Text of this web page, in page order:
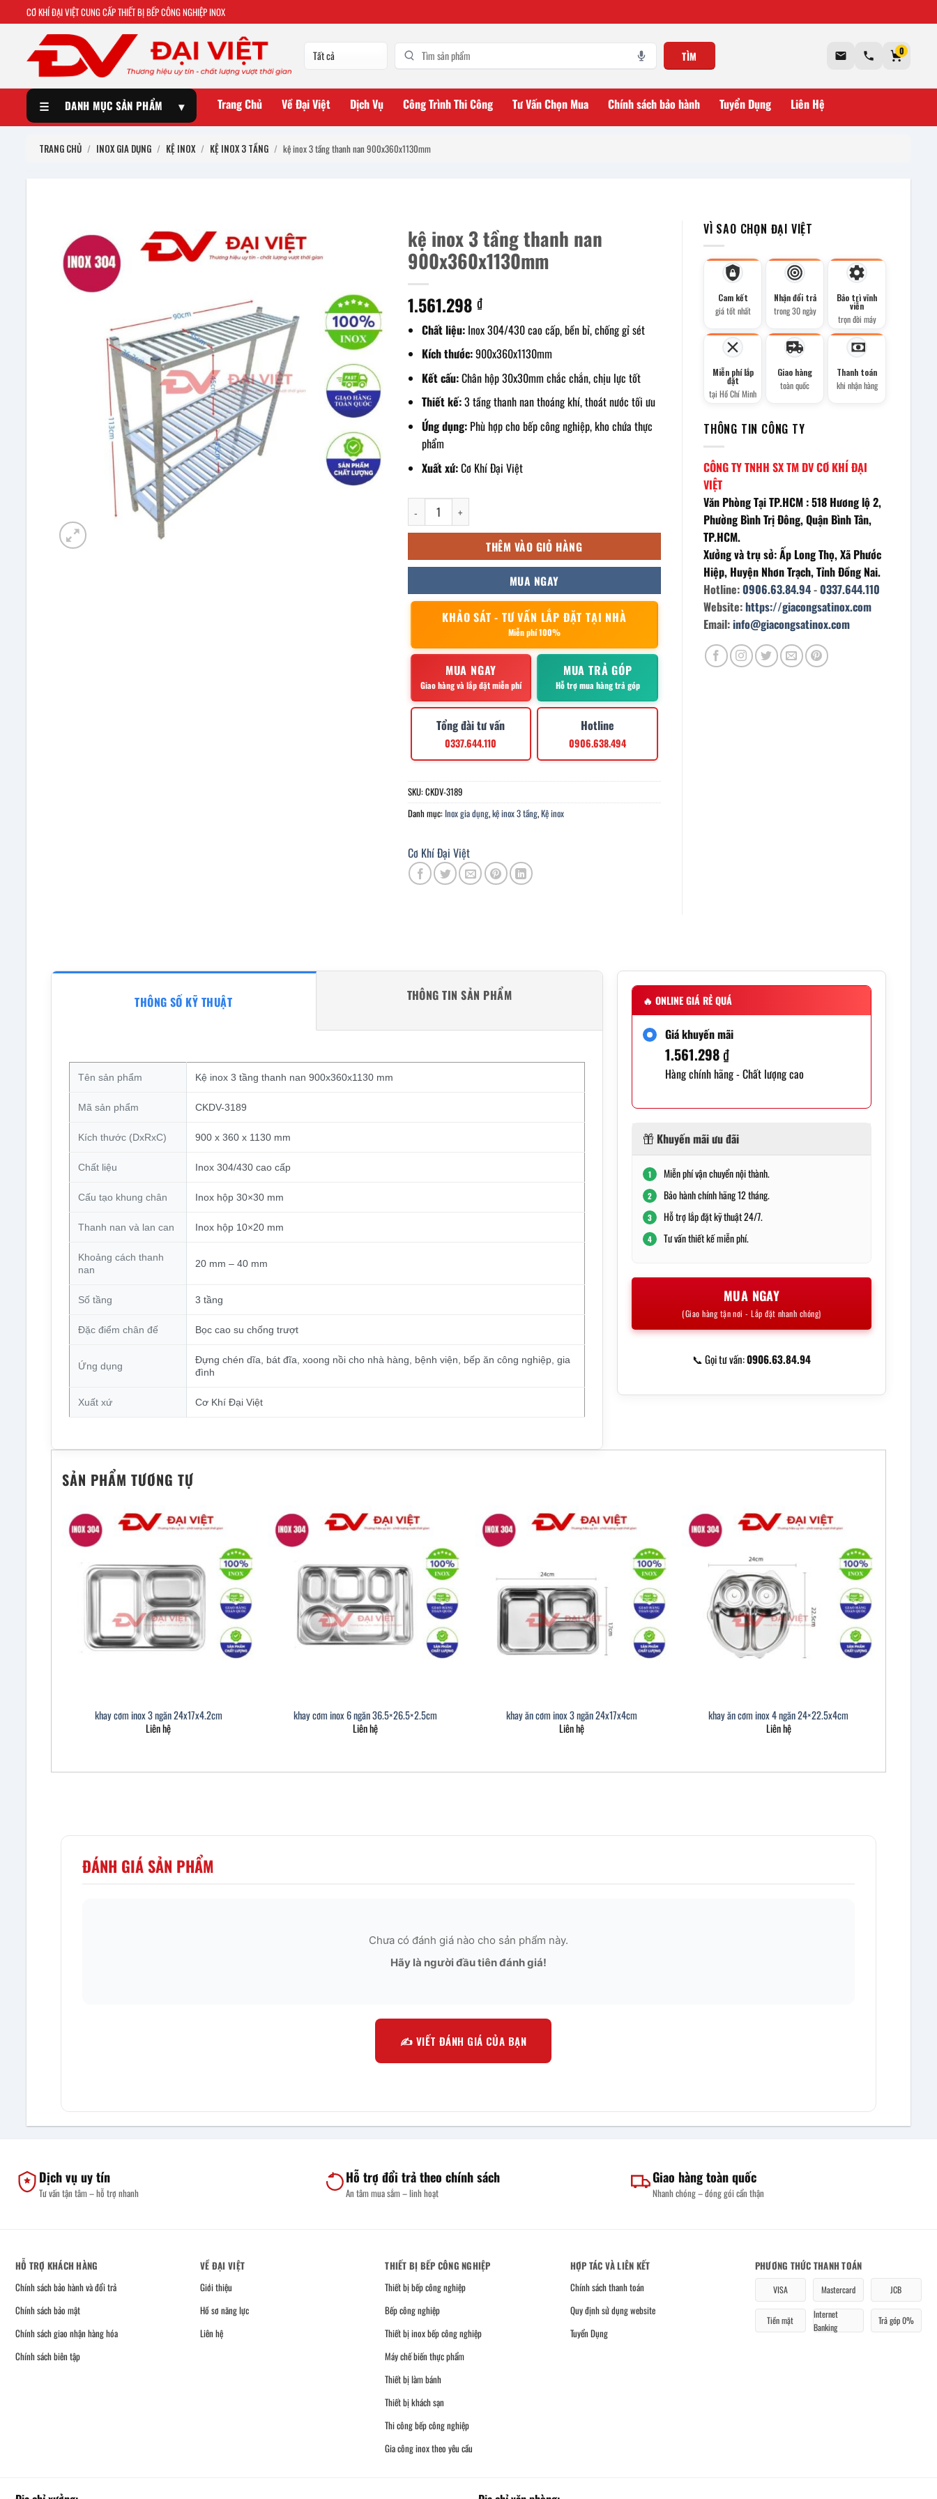
CƠ KHÍ ĐẠI VIỆT CUNG CẤP THIẾT BỊ BẾP CÔNG NGHIỆP INOX
TÌM 0
☰ DANH MỤC SẢN PHẨM ▾ Trang Chủ Về Đại Việt Dịch Vụ Công Trình Thi Công Tư Vấn Chọn Mua Chính sách bảo hành Tuyển Dụng Liên Hệ
TRANG CHỦ / INOX GIA DỤNG / KỆ INOX / KỆ INOX 3 TẦNG / kệ inox 3 tầng thanh nan 900x360x1130mm
kệ inox 3 tầng thanh nan
900x360x1130mm
1.561.298 ₫
Chất liệu: Inox 304/430 cao cấp, bền bỉ, chống gỉ sét
Kích thước:900x360x1130mm
Kết cấu:Chân hộp 30x30mm chắc chắn, chịu lực tốt
Thiết kế:3 tầng thanh nan thoáng khí, thoát nước tối ưu
Ứng dụng: Phù hợp cho bếp công nghiệp, kho chứa thực
phẩm
Xuất xứ:Cơ Khí Đại Việt
kệ inox 3 tầng thanh nan 900x360x1130mm số lượng
THÊM VÀO GIỎ HÀNG
MUA NGAY
KHẢO SÁT - TƯ VẤN LẮP ĐẶT TẠI NHÀ
Miễn phí 100%
MUA NGAY
Giao hàng và lắp đặt miễn phí
MUA TRẢ GÓP
Hỗ trợ mua hàng trả góp
Tổng đài tư vấn
0337.644.110
Hotline
0906.638.494
SKU:CKDV-3189
Danh mục: Inox gia dụng,kệ inox 3 tầng,Kệ inox
Cơ Khí Đại Việt
VÌ SAO CHỌN ĐẠI VIỆT
Cam kết
giá tốt nhất
Nhận đổi trả
trong 30 ngày
Bảo trì vĩnh
viễn
trọn đời máy
Miễn phí lắp
đặt
tại Hồ Chí Minh
Giao hàng
toàn quốc
Thanh toán
khi nhận hàng
THÔNG TIN CÔNG TY
CÔNG TY TNHH SX TM DV CƠ KHÍ ĐẠI
VIỆT
Văn Phòng Tại TP.HCM : 518 Hương lộ 2,
Phường Bình Trị Đông, Quận Bình Tân,
TP.HCM.
Xưởng và trụ sở: Ấp Long Thọ, Xã Phước
Hiệp, Huyện Nhơn Trạch, Tỉnh Đồng Nai.
Hotline:0906.63.84.94-0337.644.110
Website:https://giacongsatinox.com
Email:info@giacongsatinox.com
THÔNG SỐ KỸ THUẬT THÔNG TIN SẢN PHẨM
Tên sản phẩm Kệ inox 3 tầng thanh nan 900x360x1130 mm
Mã sản phẩm CKDV-3189
Kích thước (DxRxC) 900 x 360 x 1130 mm
Chất liệu Inox 304/430 cao cấp
Cấu tạo khung chân Inox hộp 30×30 mm
Thanh nan và lan can Inox hộp 10×20 mm
Khoảng cách thanh
nan
20 mm – 40 mm
Số tầng 3 tầng
Đặc điểm chân đế Bọc cao su chống trượt
Ứng dụng
Đựng chén dĩa, bát đĩa, xoong nồi cho nhà hàng, bệnh viện, bếp ăn công nghiệp, gia
đình
Xuất xứ Cơ Khí Đại Việt
🔥 ONLINE GIÁ RẺ QUÁ
Giá khuyến mãi
1.561.298₫
Hàng chính hãng - Chất lượng cao
Khuyến mãi ưu đãi
1 Miễn phí vận chuyển nội thành.
2 Bảo hành chính hãng 12 tháng.
3 Hỗ trợ lắp đặt kỹ thuật 24/7.
4 Tư vấn thiết kế miễn phí.
MUA NGAY
(Giao hàng tận nơi - Lắp đặt nhanh chóng)
📞 Gọi tư vấn:0906.63.84.94
SẢN PHẨM TƯƠNG TỰ
khay cơm inox 3 ngăn 24x17x4.2cm
Liên hệ
khay cơm inox 6 ngăn 36.5×26.5×2.5cm
Liên hệ
khay ăn cơm inox 3 ngăn 24x17x4cm
Liên hệ
khay ăn cơm inox 4 ngăn 24×22.5x4cm
Liên hệ
ĐÁNH GIÁ SẢN PHẨM
Chưa có đánh giá nào cho sản phẩm này.
Hãy là người đầu tiên đánh giá!
✍️ VIẾT ĐÁNH GIÁ CỦA BẠN
Dịch vụ uy tín
Tư vấn tận tâm – hỗ trợ nhanh
Hỗ trợ đổi trả theo chính sách
An tâm mua sắm – linh hoạt
Giao hàng toàn quốc
Nhanh chóng – đóng gói cẩn thận
HỖ TRỢ KHÁCH HÀNG
Chính sách bảo hành và đổi trả
Chính sách bảo mật
Chính sách giao nhận hàng hóa
Chính sách biên tập
VỀ ĐẠI VIỆT
Giới thiệu
Hồ sơ năng lực
Liên hệ
THIẾT BỊ BẾP CÔNG NGHIỆP
Thiết bị bếp công nghiệp
Bếp công nghiệp
Thiết bị inox bếp công nghiệp
Máy chế biến thực phẩm
Thiết bị làm bánh
Thiết bị khách sạn
Thi công bếp công nghiệp
Gia công inox theo yêu cầu
HỢP TÁC VÀ LIÊN KẾT
Chính sách thanh toán
Quy định sử dụng website
Tuyển Dụng
PHƯƠNG THỨC THANH TOÁN
VISA Mastercard JCB
Tiền mặt
Internet
Banking
Trả góp 0%